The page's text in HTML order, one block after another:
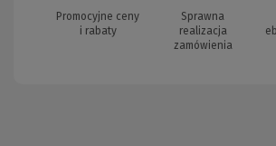
Promocyjne ceny
i rabaty
Sprawna
realizacja
zamówienia